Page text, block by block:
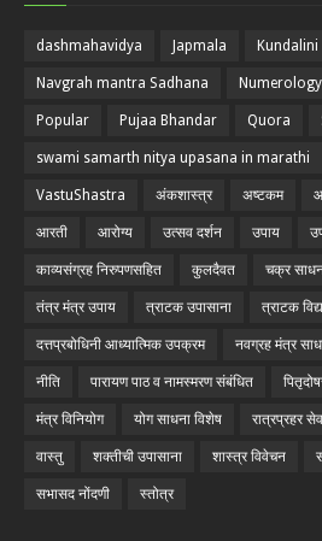
dashmahavidya Japmala Kundalini
Navgrah mantra Sadhana Numerology
Popular Pujaa Bhandar Quora
swami samarth nitya upasana in marathi
VastuShastra अंकशास्त्र अष्टकम
आरती आरोग्य उत्सव दर्शन उपाय
काव्यसंग्रह निरुपणसहित कुलदैवत चक्र
तंत्र मंत्र उपाय त्राटक उपासाना त्राटक
दत्तप्रबोधिनी आध्यात्मिक उपक्रम नवग्रह मंत्र
नीति पारायण पाठ व नामस्मरण संबंधित
मंत्र विनियोग योग साधना विशेष रात्रप्रहर
वास्तु शक्तीची उपासाना शास्त्र विवेचन
सभासद नोंदणी स्तोत्र